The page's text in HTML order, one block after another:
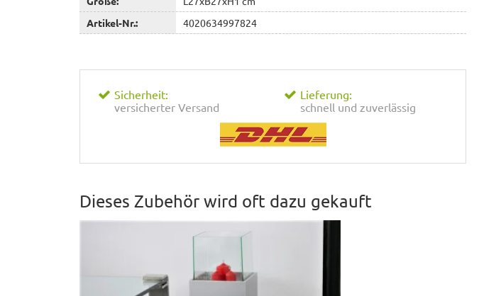
Artikel-Nr.:
4020634997824
Sicherheit:
versicherter Versand
Lieferung:
schnell und zuverlässig
Dieses Zubehör wird oft dazu gekauft